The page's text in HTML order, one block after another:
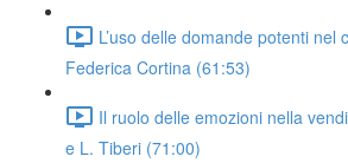
L’uso delle domande potenti nel
Federica Cortina (61:53)
Il ruolo delle emozioni nella
e L. Tiberi (71:00)